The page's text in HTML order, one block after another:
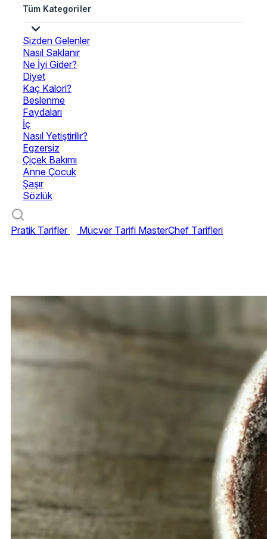
Tüm Kategoriler
Sizden Gelenler
Nasıl Saklanır
Ne İyi Gider?
Diyet
Kaç Kalori?
Beslenme
Faydaları
İç
Nasıl Yetiştirilir?
Egzersiz
Çiçek Bakımı
Anne Çocuk
Şaşır
Sözlük
Pratik Tarifler Mücver Tarifi MasterChef Tarifleri